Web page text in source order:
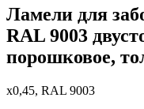
Ламели для
RAL 9003
порошковое,
x0,45, RAL 9003